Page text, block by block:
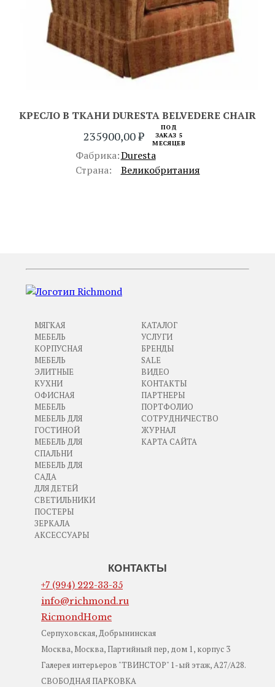
КРЕСЛО В ТКАНИ DURESTA BELVEDERE CHAIR
235900,00₽
ПОД
ЗАКАЗ 5
МЕСЯЦЕВ
Фабрика:Duresta
Страна:
Великобритания
МЯГКАЯ
МЕБЕЛЬ
КОРПУСНАЯ
МЕБЕЛЬ
ЭЛИТНЫЕ
КУХНИ
ОФИСНАЯ
МЕБЕЛЬ
МЕБЕЛЬ ДЛЯ
ГОСТИНОЙ
МЕБЕЛЬ ДЛЯ
СПАЛЬНИ
МЕБЕЛЬ ДЛЯ
САДА
ДЛЯ ДЕТЕЙ
СВЕТИЛЬНИКИ
ПОСТЕРЫ
ЗЕРКАЛА
АКСЕССУАРЫ
КАТАЛОГ
УСЛУГИ
БРЕНДЫ
SALE
ВИДЕО
КОНТАКТЫ
ПАРТНЕРЫ
ПОРТФОЛИО
СОТРУДНИЧЕСТВО
ЖУРНАЛ
КАРТА САЙТА
КОНТАКТЫ
+7 (994) 222-33-35
info@richmond.ru
RicmondHome
Серпуховская, Добрынинская
Москва, Москва, Партийный пер, дом 1, корпус 3
Галерея интерьеров "ТВИНСТОР" 1-ый этаж, А27/А28.
СВОБОДНАЯ ПАРКОВКА